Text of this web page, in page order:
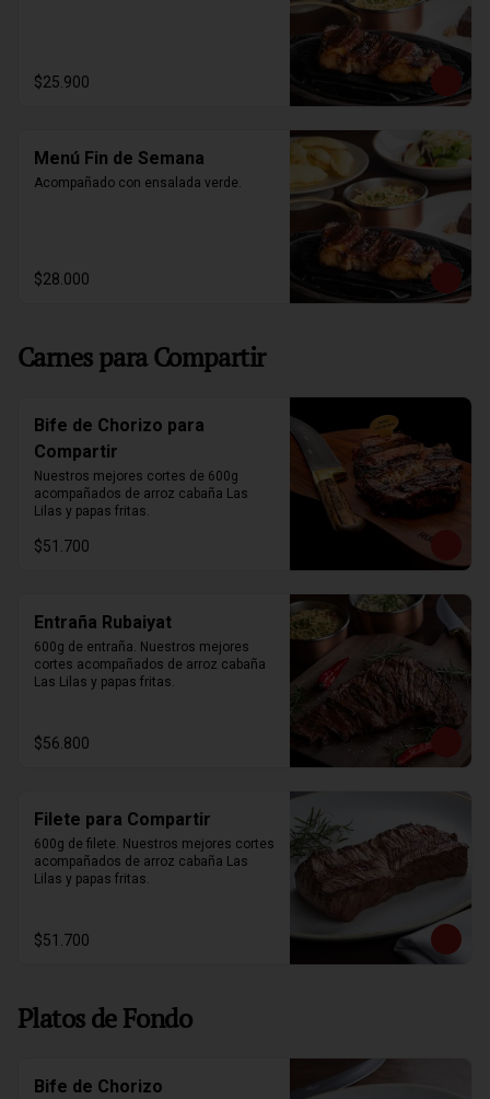
$25.900
Menú Fin de Semana
Acompañado con ensalada verde.
$28.000
Carnes para Compartir
Bife de Chorizo para
Compartir
Nuestros mejores cortes de 600g
acompañados de arroz cabaña Las
Lilas y papas fritas.
$51.700
Entraña Rubaiyat
600g de entraña. Nuestros mejores
cortes acompañados de arroz cabaña
Las Lilas y papas fritas.
$56.800
Filete para Compartir
600g de filete. Nuestros mejores cortes
acompañados de arroz cabaña Las
Lilas y papas fritas.
$51.700
Platos de Fondo
Bife de Chorizo